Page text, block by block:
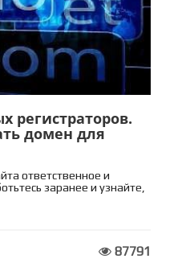
регистраторов.
домен для
ответственное и
заранее и узнайте,
87791